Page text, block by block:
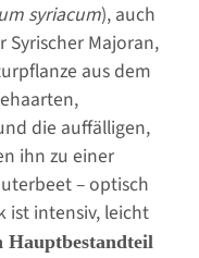
syriacum), auch
Syrischer Majoran,
aus dem
die auffälligen,
ihn zu einer
– optisch
ist intensiv, leicht
Hauptbestandteil